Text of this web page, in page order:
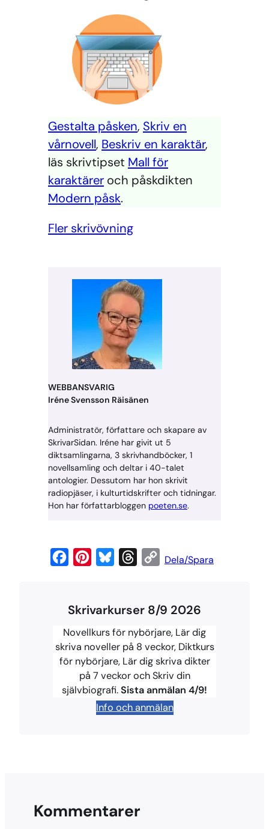
Gestalta påsken, Skriv en
vårnovell, Beskriv en karaktär,
läs skrivtipset Mall för
karaktärer och påskdikten
Modern påsk.
Fler skrivövning
WEBBANSVARIG
Iréne Svensson Räisänen
Administratör, författare och skapare av
SkrivarSidan. Iréne har givit ut 5
diktsamlingarna, 3 skrivhandböcker, 1
novellsamling och deltar i 40-talet
antologier. Dessutom har hon skrivit
radiopjäser, i kulturtidskrifter och tidningar.
Hon har författarbloggen poeten.se.
e
b
o
o
t
e
r
e
s
e
s
k
y
e
a
d
s
C
y
L
i
n
k
Dela/Spara
Skrivarkurser 8/9 2026
Novellkurs för nybörjare, Lär dig
skriva noveller på 8 veckor, Diktkurs
för nybörjare, Lär dig skriva dikter
på 7 veckor och Skriv din
självbiografi.Sista anmälan 4/9!
Info och anmälan
Kommentarer